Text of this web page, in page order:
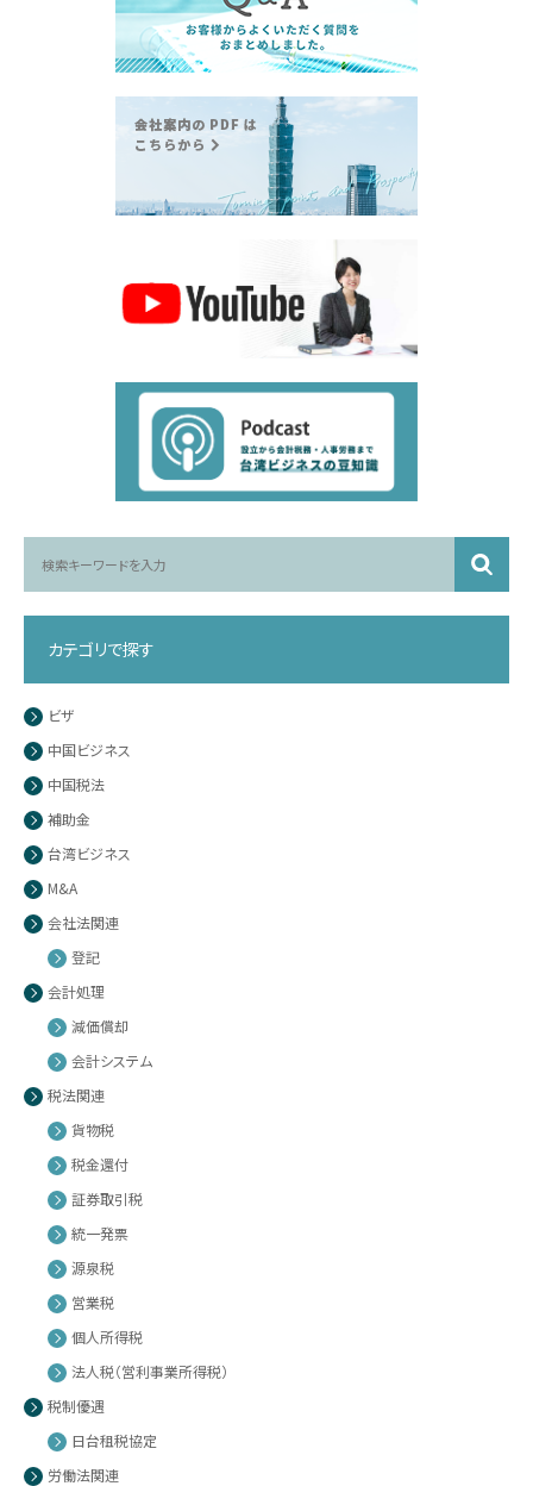
カテゴリで探す
ビザ
中国ビジネス
中国税法
補助金
台湾ビジネス
M&A
会社法関連
登記
会計処理
減価償却
会計システム
税法関連
貨物税
税金還付
証券取引税
統一発票
源泉税
営業税
個人所得税
法人税（営利事業所得税）
税制優遇
日台租税協定
労働法関連